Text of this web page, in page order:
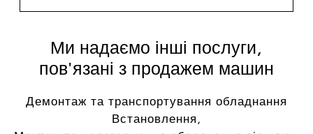
Ми надаємо інші послуги,
пов'язані з продажем машин
Демонтаж та транспортування обладнання
Встановлення,